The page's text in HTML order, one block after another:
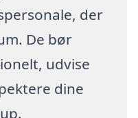
der
De bør
udvise
dine